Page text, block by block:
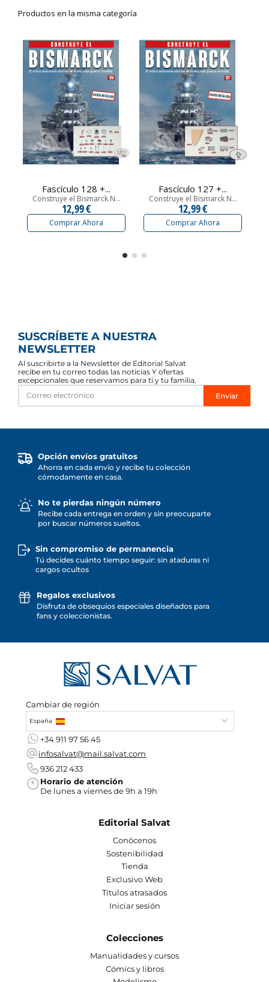
Productos en la misma categoría
Fascículo 128 +...
Construye el Bismarck N...
12,99 €
Comprar Ahora
Fascículo 127 +...
Construye el Bismarck N...
12,99 €
Comprar Ahora
SUSCRÍBETE A NUESTRA
NEWSLETTER
Al suscribirte a la Newsletter de Editorial Salvat
recibe en tu correo todas las noticias Y ofertas
excepcionales que reservamos para ti y tu familia.
Enviar
Opción envíos gratuitos
Ahorra en cada envío y recibe tu colección
cómodamente en casa.
No te pierdas ningún número
Recibe cada entrega en orden y sin preocuparte
por buscar números sueltos.
Sin compromiso de permanencia
Tú decides cuánto tiempo seguir: sin ataduras ni
cargos ocultos
Regalos exclusivos
Disfruta de obsequios especiales diseñados para
fans y coleccionistas.
Cambiar de región
España
+34 911 97 56 45
infosalvat@mail.salvat.com
936 212 433
Horario de atención
De lunes a viernes de 9h a 19h
Editorial Salvat
Conócenos
Sostenibilidad
Tienda
Exclusivo Web
Títulos atrasados
Iniciar sesión
Colecciones
Manualidades y cursos
Cómics y libros